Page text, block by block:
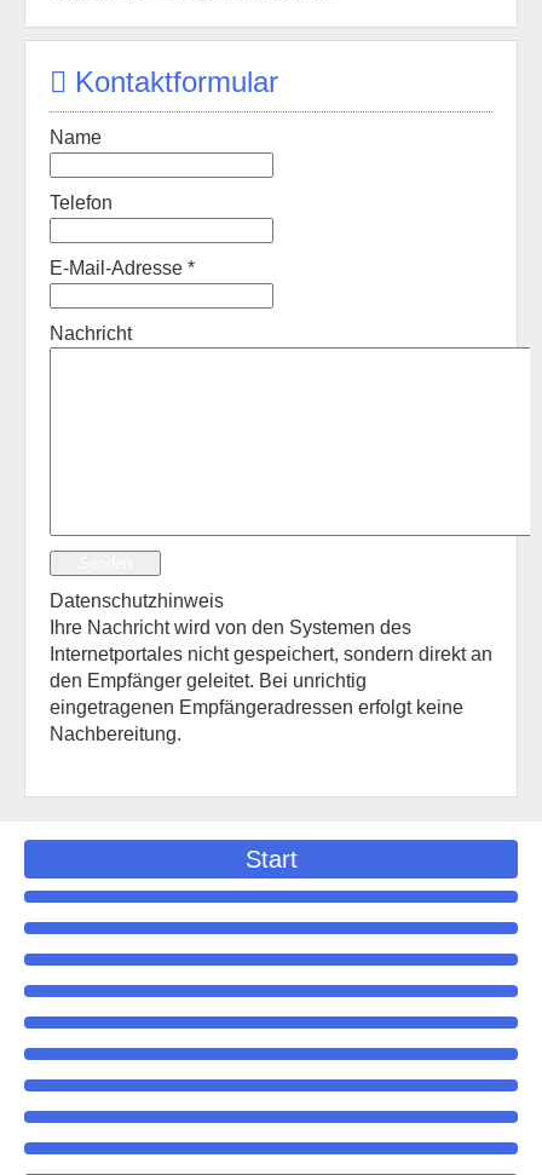
Kontaktformular
Name
Telefon
E-Mail-Adresse *
Nachricht
Datenschutzhinweis
Ihre Nachricht wird von den Systemen des
Internetportales nicht gespeichert, sondern direkt an
den Empfänger geleitet. Bei unrichtig
eingetragenen Empfängeradressen erfolgt keine
Nachbereitung.
Start